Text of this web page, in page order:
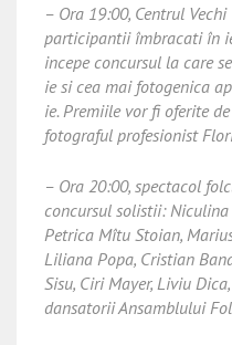
– Ora 19:00, Centrul
participantii îmbracati în
incepe concursul la care
ie si cea mai fotogenica
ie. Premiile vor fi oferite
fotograful profesionist
– Ora 20:00, spectacol
concursul solistii: Niculina
Petrica Mîtu Stoian,
Liliana Popa, Cristian
Sisu, Ciri Mayer, Liviu
dansatorii Ansamblului